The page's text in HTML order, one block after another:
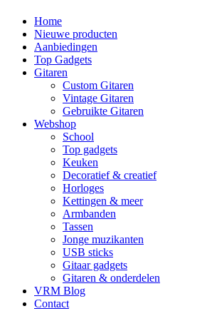
Home
Nieuwe producten
Aanbiedingen
Top Gadgets
Gitaren
Custom Gitaren
Vintage Gitaren
Gebruikte Gitaren
Webshop
School
Top gadgets
Keuken
Decoratief & creatief
Horloges
Kettingen & meer
Armbanden
Tassen
Jonge muzikanten
USB sticks
Gitaar gadgets
Gitaren & onderdelen
VRM Blog
Contact